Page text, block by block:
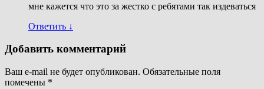
мне кажется что это за жестко с ребятами так издеваться
Ответить ↓
Добавить комментарий
Ваш e-mail не будет опубликован. Обязательные поля
помечены *